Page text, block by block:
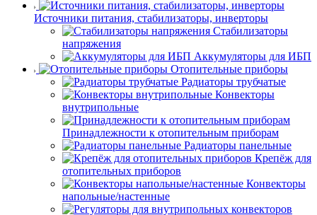
Источники питания, стабилизаторы, инверторы
Стабилизаторы
напряжения
Аккумуляторы для ИБП
Отопительные приборы
Радиаторы трубчатые
Конвекторы
внутрипольные
Принадлежности к отопительным приборам
Радиаторы панельные
Крепёж для
отопительных приборов
Конвекторы
напольные/настенные